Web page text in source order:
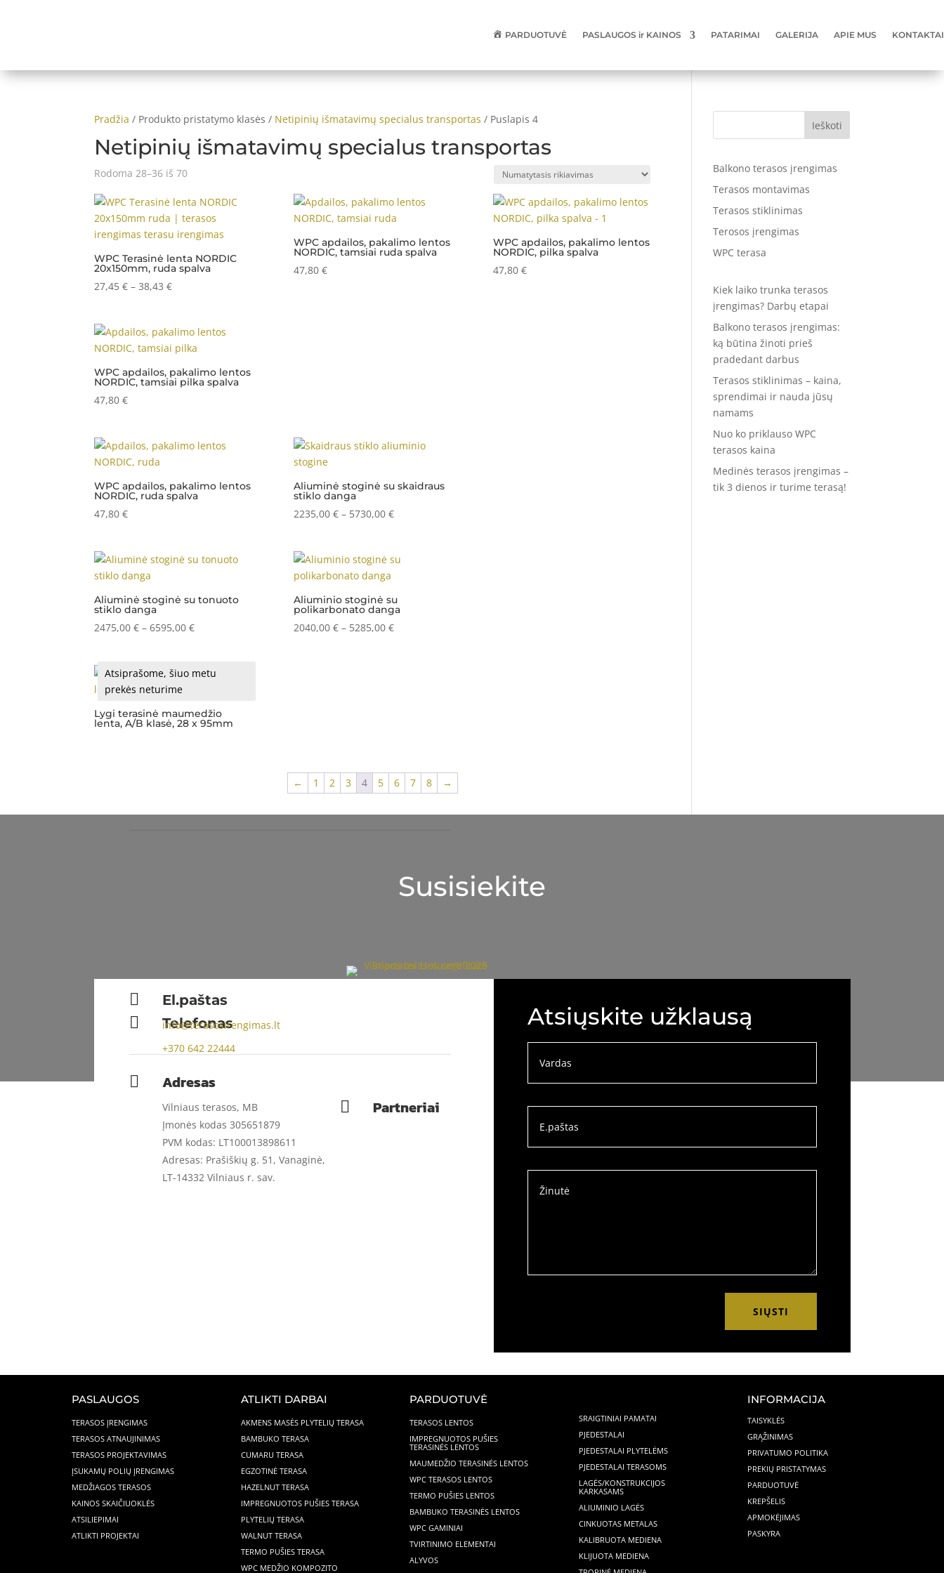
PARDUOTUVĖ PASLAUGOS ir KAINOS PATARIMAI GALERIJA APIE MUS KONTAKTAI
Pradžia / Produkto pristatymo klasės / Netipinių išmatavimų specialus transportas / Puslapis 4
Netipinių išmatavimų specialus transportas
Rodoma 28–36 iš 70
WPC Terasinė lenta NORDIC
20x150mm, ruda spalva
27,45€ – 38,43€Price
through
38,43 €
WPC apdailos, pakalimo lentos
NORDIC, tamsiai ruda spalva
47,80 €
WPC apdailos, pakalimo lentos
NORDIC, pilka spalva
47,80 €
WPC apdailos, pakalimo lentos
NORDIC, tamsiai pilka spalva
47,80€
WPC apdailos, pakalimo lentos
NORDIC, ruda spalva
47,80€
Aliuminė stoginė su skaidraus
stiklo danga
2235,00 € – 5730,00 €Price
through
Aliuminė stoginė su tonuoto
stiklo danga
2475,00€ – 6595,00€Price
through
Aliuminio stoginė su
polikarbonato danga
2040,00 € – 5285,00 €Price
Atsiprašome, šiuo metu
prekės neturime
Lygi terasinė maumedžio
lenta, A/B klasė, 28 x 95mm
← 1 2 3 4 5 6 7 8 →
Ieškoti
Balkono terasos įrengimas
Terasos montavimas
Terasos stiklinimas
Terosos įrengimas
WPC terasa
Kiek laiko trunka terasos
įrengimas? Darbų etapai
Balkono terasos įrengimas:
ką būtina žinoti prieš
pradedant darbus
Terasos stiklinimas – kaina,
sprendimai ir nauda jūsų
namams
Nuo ko priklauso WPC
terasos kaina
Medinės terasos įrengimas –
tik 3 dienos ir turime terasą!
Susisiekite
 Telefonas
+370 642 22444
 El.paštas
info@terasosirengimas.lt
 Adresas
Vilniaus terasos, MB
Įmonės kodas 305651879
PVM kodas: LT100013898611
Adresas: Prašiškių g. 51, Vanaginė,
LT-14332 Vilniaus r. sav.
 Partneriai
Atsiųskite užklausą
SIŲSTI
PASLAUGOS
TERASOS ĮRENGIMAS
TERASOS ATNAUJINIMAS
TERASOS PROJEKTAVIMAS
ĮSUKAMŲ POLIŲ ĮRENGIMAS
MEDŽIAGOS TERASOS
KAINOS SKAIČIUOKLĖS
ATSILIEPIMAI
ATLIKTI PROJEKTAI
ATLIKTI DARBAI
AKMENS MASĖS PLYTELIŲ TERASA
BAMBUKO TERASA
CUMARU TERASA
EGZOTINĖ TERASA
HAZELNUT TERASA
IMPREGNUOTOS PUŠIES TERASA
PLYTELIŲ TERASA
WALNUT TERASA
TERMO PUŠIES TERASA
WPC MEDŽIO KOMPOZITO
PARDUOTUVĖ
TERASOS LENTOS
IMPREGNUOTOS PUŠIES
TERASINĖS LENTOS
MAUMEDŽIO TERASINĖS LENTOS
WPC TERASOS LENTOS
TERMO PUŠIES LENTOS
BAMBUKO TERASINĖS LENTOS
WPC GAMINIAI
TVIRTINIMO ELEMENTAI
ALYVOS
SRAIGTINIAI PAMATAI
PJEDESTALAI
PJEDESTALAI PLYTELĖMS
PJEDESTALAI TERASOMS
LAGĖS/KONSTRUKCIJOS
KARKASAMS
ALIUMINIO LAGĖS
CINKUOTAS METALAS
KALIBRUOTA MEDIENA
KLIJUOTA MEDIENA
INFORMACIJA
TAISYKLĖS
GRĄŽINIMAS
PRIVATUMO POLITIKA
PREKIŲ PRISTATYMAS
PARDUOTUVĖ
KREPŠELIS
APMOKĖJIMAS
PASKYRA